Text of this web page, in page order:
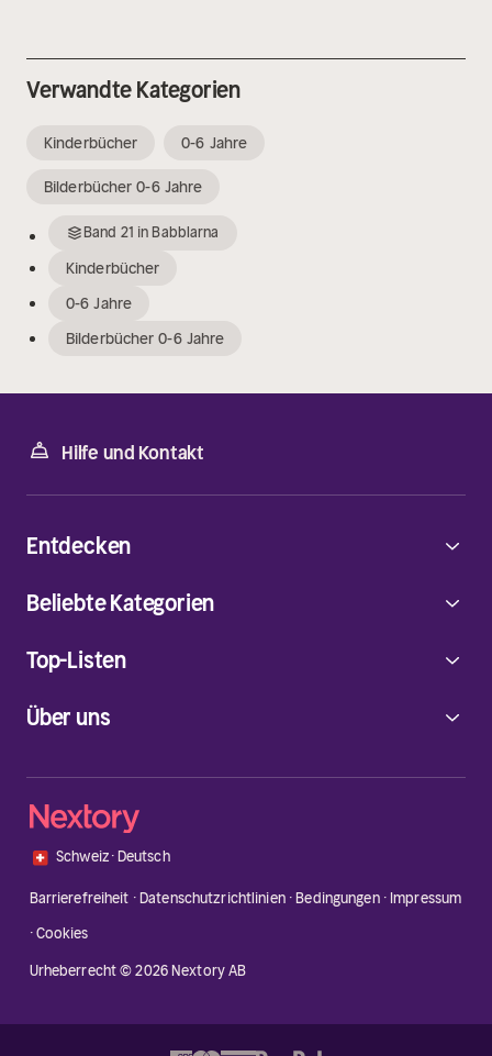
Verwandte Kategorien
Kinderbücher 0-6 Jahre
Bilderbücher 0-6 Jahre
Band 21 inBabblarna
Kinderbücher
0-6 Jahre
Bilderbücher 0-6 Jahre
Hilfe und Kontakt
Über uns
Entdecken
Beliebte Kategorien
Top-Listen
🇨🇭 Schweiz·Deutsch
Barrierefreiheit ·Datenschutzrichtlinien·Bedingungen· Impressum
·Cookies
Urheberrecht © 2026 Nextory AB